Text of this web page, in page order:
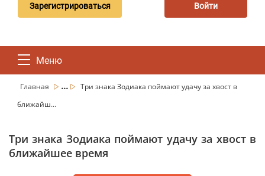
Зарегистрироваться Войти
Меню
Главная ...
Три знака Зодиака поймают удачу за хвост в
ближайш...
Три знака Зодиака поймают удачу за хвост в
ближайшее время